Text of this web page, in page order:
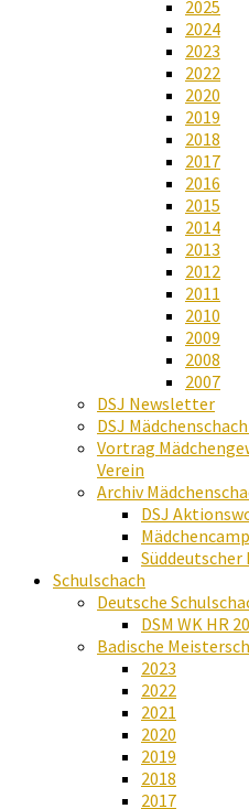
2025
2024
2023
2022
2020
2019
2018
2017
2016
2015
2014
2013
2012
2011
2010
2009
2008
2007
DSJ Newsletter
DSJ
Vortrag
Verein
Archiv
DSJ
Süddeutscher
Schulschach
Deutsche
DSM WK HR
Badische
2023
2022
2021
2020
2019
2018
2017